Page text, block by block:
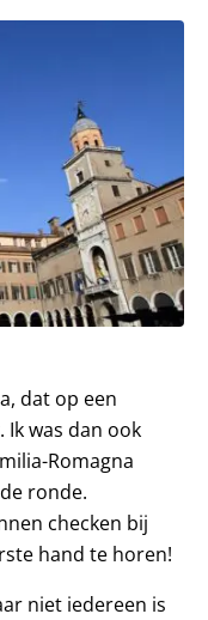
dat op een
was dan ook
Romagna
ronde.
checken bij
hand te horen!
niet iedereen is